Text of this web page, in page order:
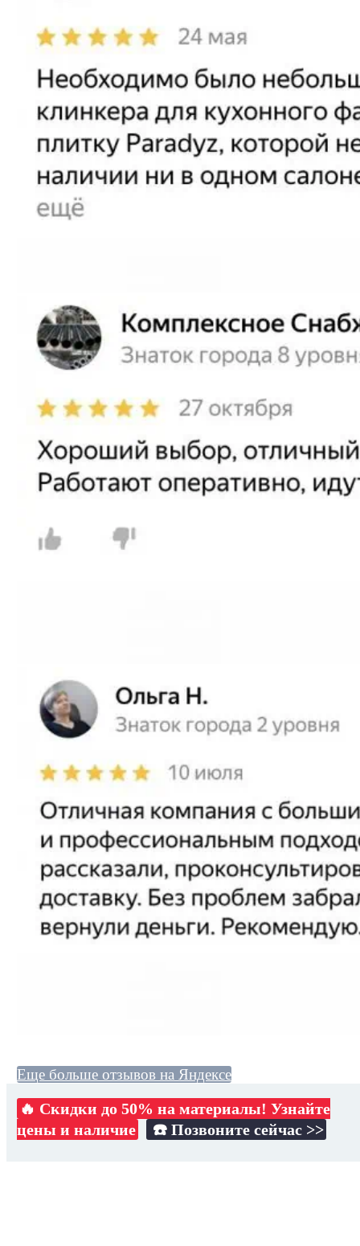
Еще больше отзывов на Яндексе
🔥 Скидки до 50% на материалы! Узнайте
цены и наличие
☎️ Позвоните сейчас >>